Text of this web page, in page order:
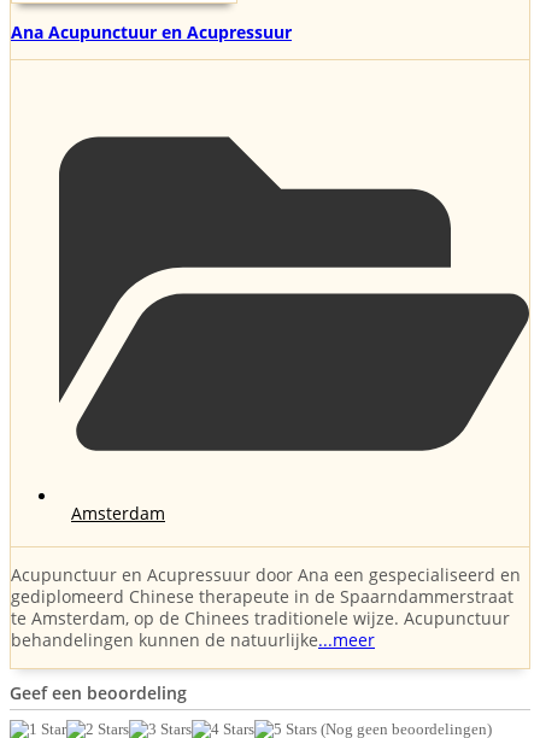
Ana Acupunctuur en Acupressuur
Amsterdam
Acupunctuur en Acupressuur door Ana een gespecialiseerd en
gediplomeerd Chinese therapeute in de Spaarndammerstraat
te Amsterdam, op de Chinees traditionele wijze. Acupunctuur
behandelingen kunnen de natuurlijke...meer
Geef een beoordeling
(Nog geen beoordelingen)